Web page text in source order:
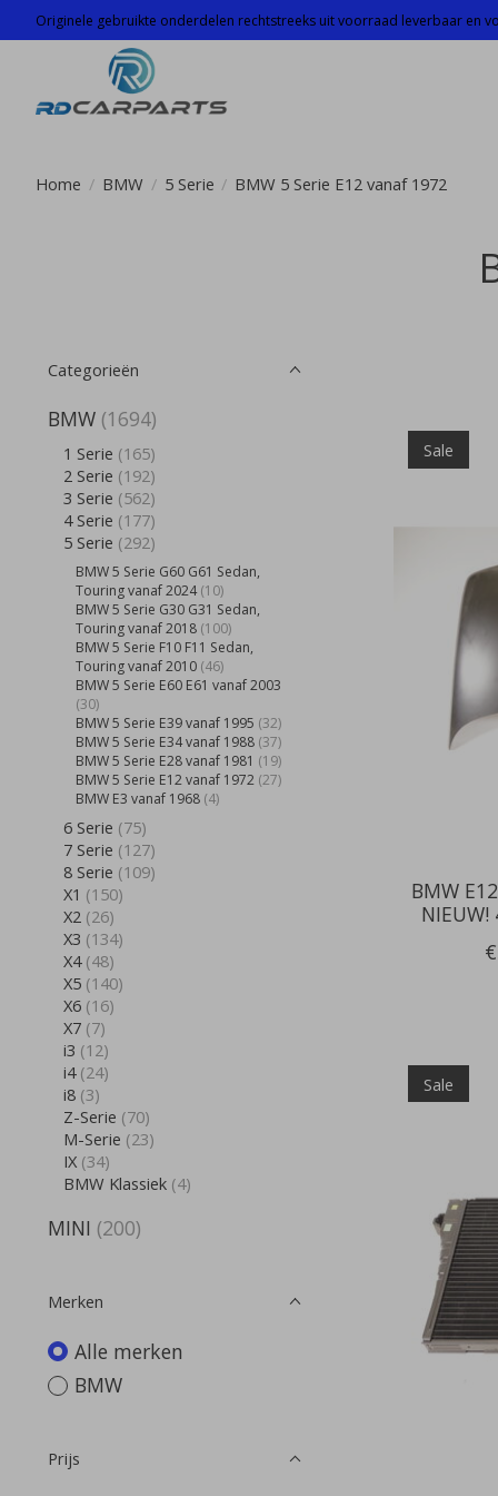
Originele gebruikte onderdelen rechtstreeks uit voorraad leverbaar en
Home / BMW / 5 Serie / BMW 5 Serie E12 vanaf 1972
Categorieën
BMW (1694)
1 Serie (165)
2 Serie (192)
3 Serie (562)
4 Serie (177)
5 Serie (292)
BMW 5 Serie G60 G61 Sedan,
Touring vanaf 2024 (10)
BMW 5 Serie G30 G31 Sedan,
Touring vanaf 2018 (100)
BMW 5 Serie F10 F11 Sedan,
Touring vanaf 2010 (46)
BMW 5 Serie E60 E61 vanaf 2003
(30)
BMW 5 Serie E39 vanaf 1995 (32)
BMW 5 Serie E34 vanaf 1988 (37)
BMW 5 Serie E28 vanaf 1981 (19)
BMW 5 Serie E12 vanaf 1972 (27)
BMW E3 vanaf 1968 (4)
6 Serie (75)
7 Serie (127)
8 Serie (109)
X1 (150)
X2 (26)
X3 (134)
X4 (48)
X5 (140)
X6 (16)
X7 (7)
i3 (12)
i4 (24)
i8 (3)
Z-Serie (70)
M-Serie (23)
IX (34)
BMW Klassiek (4)
MINI (200)
Merken
Alle merken
BMW
Prijs
Sale
BMW
Sale